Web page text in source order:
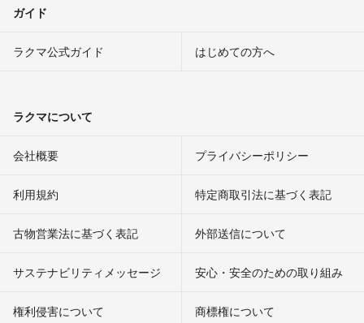
ガイド
ラクマ公式ガイド はじめての方へ
ラクマについて
会社概要 プライバシーポリシー
利用規約 特定商取引法に基づく表記
古物営業法に基づく表記 外部送信について
サステナビリティメッセージ 安心・安全のための取り組み
権利侵害について
商標権について